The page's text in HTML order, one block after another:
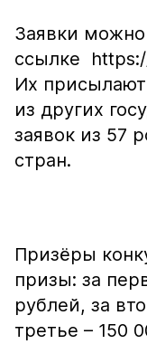
Заявки можно
ссылке
Их
из других
заявок из 57
стран.
Призёры
призы: за
рублей, за
третье – 150